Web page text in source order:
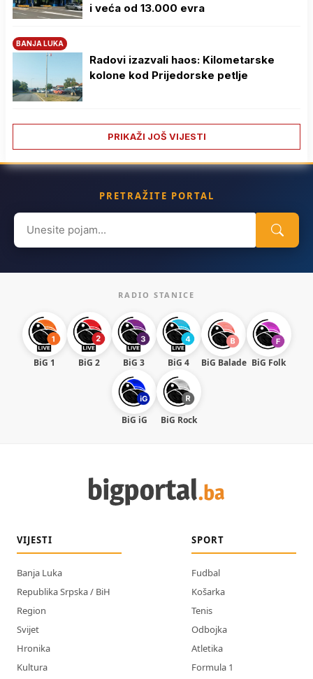
i veća od 13.000 evra
BANJA LUKA
Radovi izazvali haos: Kilometarske
kolone kod Prijedorske petlje
PRIKAŽI JOŠ VIJESTI
PRETRAŽITE PORTAL
Search
for:
RADIO STANICE
BiG 1 BiG 2 BiG 3 BiG 4 BiG Balade BiG Folk
BiG iG BiG Rock
VIJESTI
Banja Luka
Republika Srpska / BiH
Region
Svijet
Hronika
Kultura
SPORT
Fudbal
Košarka
Tenis
Odbojka
Atletika
Formula 1